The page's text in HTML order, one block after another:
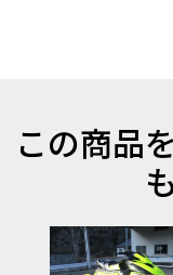
この商品